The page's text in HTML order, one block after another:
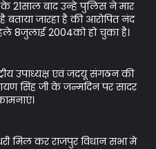
के 21साल बाद उन्हे पुलिस ने मार
जारहा है की आरोपित नंद
8जुलाई 2004को हो चुका है।
उपाध्यक्ष एवं जदयू संगठन की
सिंह जी के जन्मदिन पर सादर
मिल कर राजपुर विधान सभा मे